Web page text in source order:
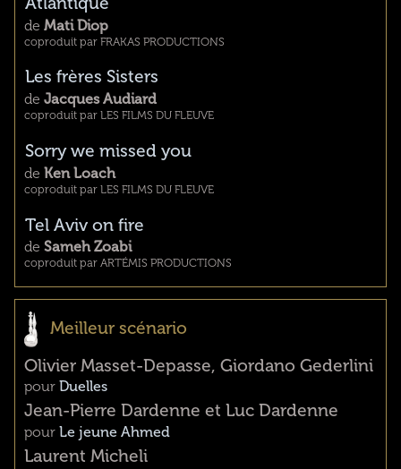
de Mati Diop
coproduit par FRAKAS PRODUCTIONS
Les frères Sisters
de Jacques Audiard
coproduit par LES FILMS DU FLEUVE
Sorry we missed you
de Ken Loach
coproduit par LES FILMS DU FLEUVE
Tel Aviv on fire
de Sameh Zoabi
coproduit par ARTÉMIS PRODUCTIONS
Meilleur scénario
Olivier Masset-Depasse, Giordano Gederlini
pour Duelles
Jean-Pierre Dardenne et Luc Dardenne
pour Le jeune Ahmed
Laurent Micheli